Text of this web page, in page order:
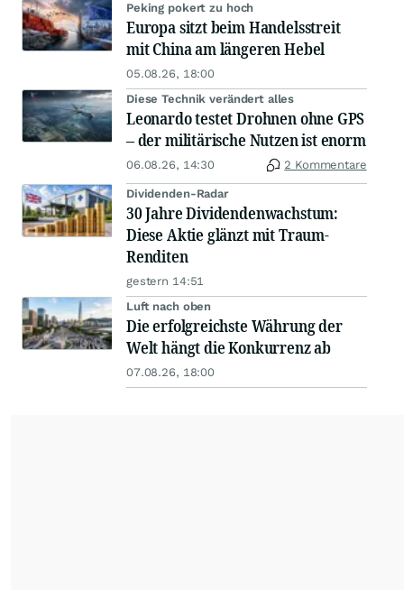
Peking pokert zu hoch
Europa sitzt beim Handelsstreit
mit China am längeren Hebel
05.08.26, 18:00
Diese Technik verändert alles
Leonardo testet Drohnen ohne GPS
– der militärische Nutzen ist enorm
06.08.26, 14:30 2 Kommentare
Dividenden-Radar
30 Jahre Dividendenwachstum:
Diese Aktie glänzt mit Traum-
Renditen
gestern 14:51
Luft nach oben
Die erfolgreichste Währung der
Welt hängt die Konkurrenz ab
07.08.26, 18:00